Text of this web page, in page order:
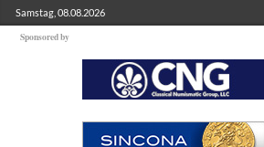
Samstag, 08.08.2026
Sponsored by